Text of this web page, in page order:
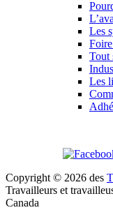
Les
Tout
Les
Copyright © 2026 des
Travailleurs et
Canada